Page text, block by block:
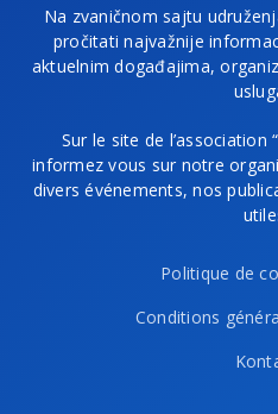
Na zvaničnom sajtu
pročitati najvažnije
aktuelnim događajima,
Sur le site de l’association
informez vous sur notre
divers événements, nos
Politique de
Conditions